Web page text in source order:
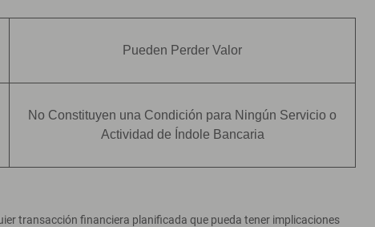
Pueden Perder Valor
No Constituyen una Condición para Ningún Servicio o
Actividad de Índole Bancaria
transacción financiera planificada que pueda tener implicaciones